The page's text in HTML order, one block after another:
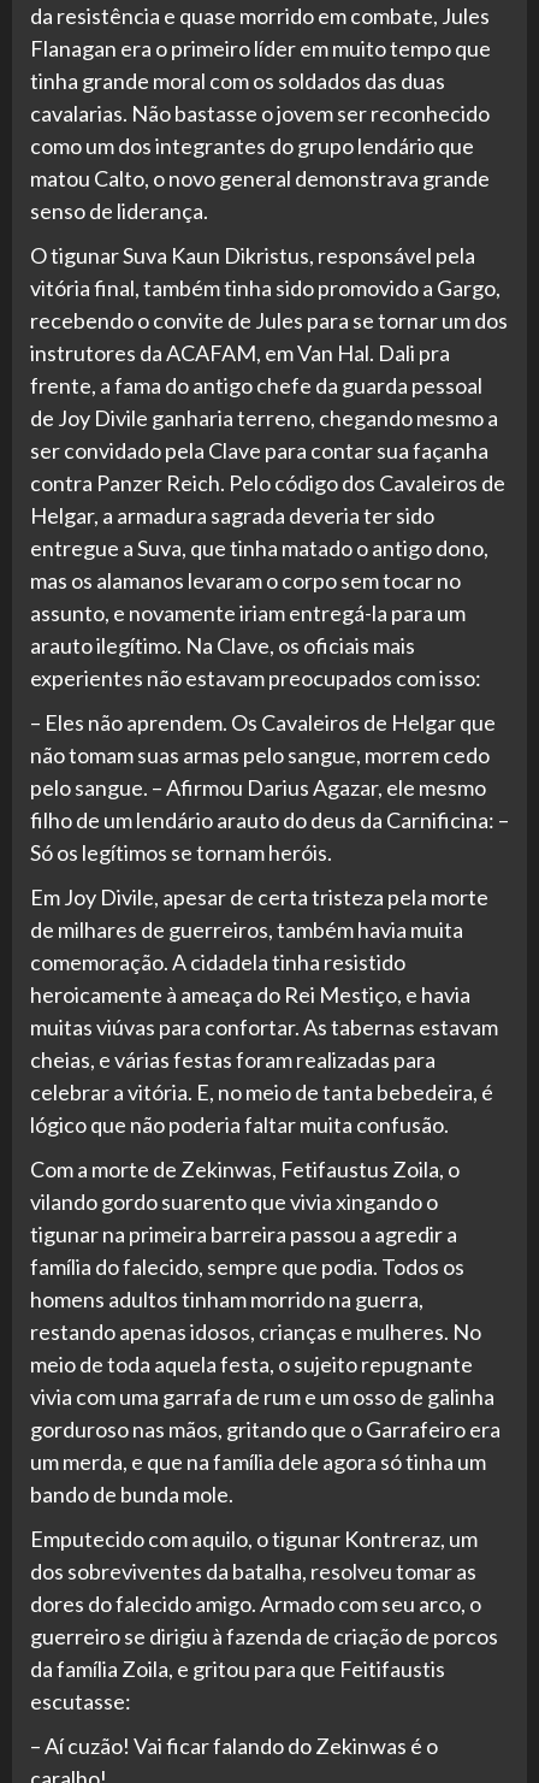
da resistência e quase morrido em combate, Jules
Flanagan era o primeiro líder em muito tempo que
tinha grande moral com os soldados das duas
cavalarias. Não bastasse o jovem ser reconhecido
como um dos integrantes do grupo lendário que
matou Calto, o novo general demonstrava grande
senso de liderança.
O tigunar Suva Kaun Dikristus, responsável pela
vitória final, também tinha sido promovido a Gargo,
recebendo o convite de Jules para se tornar um dos
instrutores da ACAFAM, em Van Hal. Dali pra
frente, a fama do antigo chefe da guarda pessoal
de Joy Divile ganharia terreno, chegando mesmo a
ser convidado pela Clave para contar sua façanha
contra Panzer Reich. Pelo código dos Cavaleiros de
Helgar, a armadura sagrada deveria ter sido
entregue a Suva, que tinha matado o antigo dono,
mas os alamanos levaram o corpo sem tocar no
assunto, e novamente iriam entregá-la para um
arauto ilegítimo. Na Clave, os oficiais mais
experientes não estavam preocupados com isso:
– Eles não aprendem. Os Cavaleiros de Helgar que
não tomam suas armas pelo sangue, morrem cedo
pelo sangue. – Afirmou Darius Agazar, ele mesmo
filho de um lendário arauto do deus da Carnificina: –
Só os legítimos se tornam heróis.
Em Joy Divile, apesar de certa tristeza pela morte
de milhares de guerreiros, também havia muita
comemoração. A cidadela tinha resistido
heroicamente à ameaça do Rei Mestiço, e havia
muitas viúvas para confortar. As tabernas estavam
cheias, e várias festas foram realizadas para
celebrar a vitória. E, no meio de tanta bebedeira, é
lógico que não poderia faltar muita confusão.
Com a morte de Zekinwas, Fetifaustus Zoila, o
vilando gordo suarento que vivia xingando o
tigunar na primeira barreira passou a agredir a
família do falecido, sempre que podia. Todos os
homens adultos tinham morrido na guerra,
restando apenas idosos, crianças e mulheres. No
meio de toda aquela festa, o sujeito repugnante
vivia com uma garrafa de rum e um osso de galinha
gorduroso nas mãos, gritando que o Garrafeiro era
um merda, e que na família dele agora só tinha um
bando de bunda mole.
Emputecido com aquilo, o tigunar Kontreraz, um
dos sobreviventes da batalha, resolveu tomar as
dores do falecido amigo. Armado com seu arco, o
guerreiro se dirigiu à fazenda de criação de porcos
da família Zoila, e gritou para que Feitifaustis
escutasse:
– Aí cuzão! Vai ficar falando do Zekinwas é o